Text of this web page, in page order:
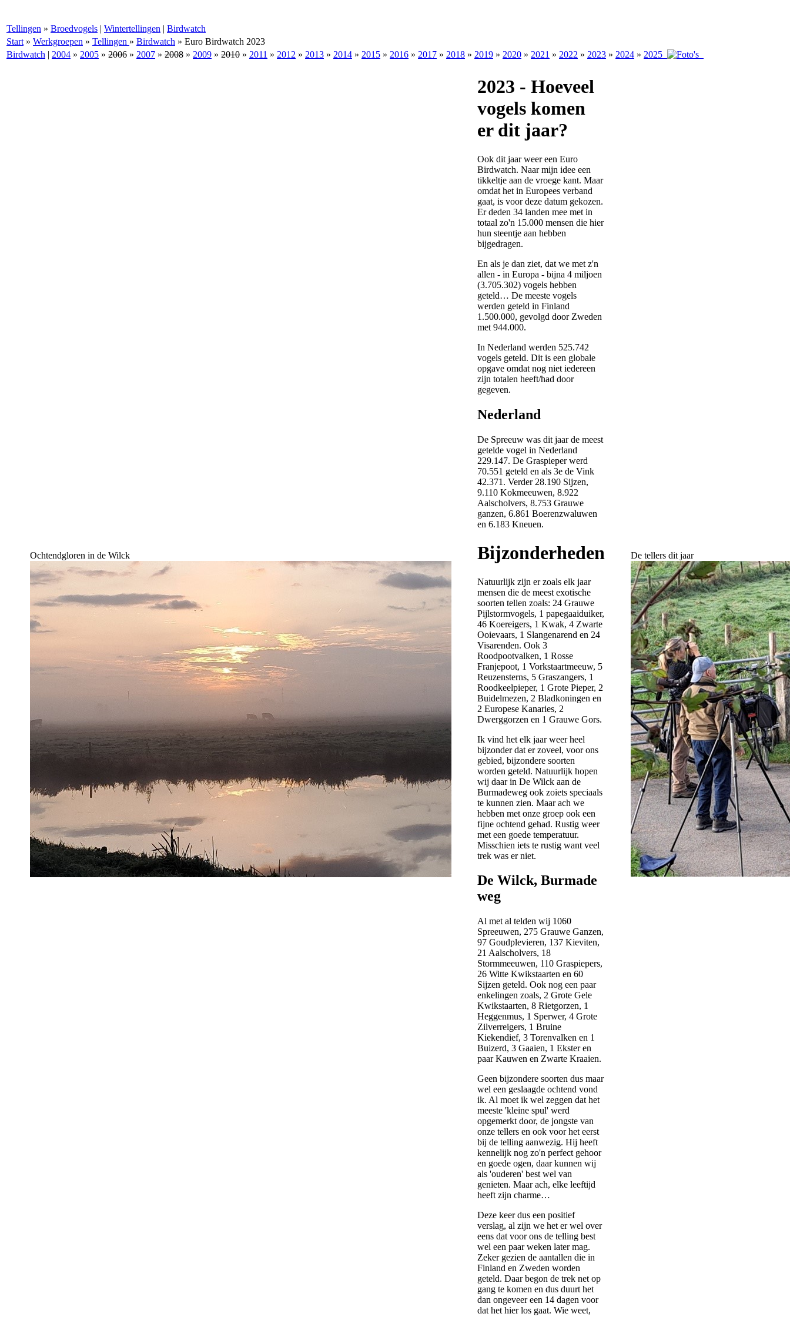
Tellingen » Broedvogels | Wintertellingen | Birdwatch
Start » Werkgroepen » Tellingen » Birdwatch » Euro Birdwatch 2023
Birdwatch | 2004 » 2005 » 2006 » 2007 » 2008 » 2009 » 2010 » 2011 » 2012 » 2013 » 2014 » 2015 » 2016 » 2017 » 2018 » 2019 » 2020 » 2021 » 2022 » 2023 » 2024 » 2025
Ochtendgloren in de Wilck
2023 - Hoeveel
vogels komen
er dit jaar?
Ook dit jaar weer een Euro
Birdwatch. Naar mijn idee een
tikkeltje aan de vroege kant. Maar
omdat het in Europees verband
gaat, is voor deze datum gekozen.
Er deden 34 landen mee met in
totaal zo'n 15.000 mensen die hier
hun steentje aan hebben
bijgedragen.
En als je dan ziet, dat we met z'n
allen - in Europa - bijna 4 miljoen
(3.705.302) vogels hebben
geteld… De meeste vogels
werden geteld in Finland
1.500.000, gevolgd door Zweden
met 944.000.
In Nederland werden 525.742
vogels geteld. Dit is een globale
opgave omdat nog niet iedereen
zijn totalen heeft/had door
gegeven.
Nederland
De Spreeuw was dit jaar de meest
getelde vogel in Nederland
229.147. De Graspieper werd
70.551 geteld en als 3e de Vink
42.371. Verder 28.190 Sijzen,
9.110 Kokmeeuwen, 8.922
Aalscholvers, 8.753 Grauwe
ganzen, 6.861 Boerenzwaluwen
en 6.183 Kneuen.
Bijzonderheden
Natuurlijk zijn er zoals elk jaar
mensen die de meest exotische
soorten tellen zoals: 24 Grauwe
Pijlstormvogels, 1 papegaaiduiker,
46 Koereigers, 1 Kwak, 4 Zwarte
Ooievaars, 1 Slangenarend en 24
Visarenden. Ook 3
Roodpootvalken, 1 Rosse
Franjepoot, 1 Vorkstaartmeeuw, 5
Reuzensterns, 5 Graszangers, 1
Roodkeelpieper, 1 Grote Pieper, 2
Buidelmezen, 2 Bladkoningen en
2 Europese Kanaries, 2
Dwerggorzen en 1 Grauwe Gors.
Ik vind het elk jaar weer heel
bijzonder dat er zoveel, voor ons
gebied, bijzondere soorten
worden geteld. Natuurlijk hopen
wij daar in De Wilck aan de
Burmadeweg ook zoiets speciaals
te kunnen zien. Maar ach we
hebben met onze groep ook een
fijne ochtend gehad. Rustig weer
met een goede temperatuur.
Misschien iets te rustig want veel
trek was er niet.
De Wilck, Burmade
weg
Al met al telden wij 1060
Spreeuwen, 275 Grauwe Ganzen,
97 Goudplevieren, 137 Kieviten,
21 Aalscholvers, 18
Stormmeeuwen, 110 Graspiepers,
26 Witte Kwikstaarten en 60
Sijzen geteld. Ook nog een paar
enkelingen zoals, 2 Grote Gele
Kwikstaarten, 8 Rietgorzen, 1
Heggenmus, 1 Sperwer, 4 Grote
Zilverreigers, 1 Bruine
Kiekendief, 3 Torenvalken en 1
Buizerd, 3 Gaaien, 1 Ekster en
paar Kauwen en Zwarte Kraaien.
Geen bijzondere soorten dus maar
wel een geslaagde ochtend vond
ik. Al moet ik wel zeggen dat het
meeste 'kleine spul' werd
opgemerkt door, de jongste van
onze tellers en ook voor het eerst
bij de telling aanwezig. Hij heeft
kennelijk nog zo'n perfect gehoor
en goede ogen, daar kunnen wij
als 'ouderen' best wel van
genieten. Maar ach, elke leeftijd
heeft zijn charme…
Deze keer dus een positief
verslag, al zijn we het er wel over
eens dat voor ons de telling best
wel een paar weken later mag.
Zeker gezien de aantallen die in
Finland en Zweden worden
geteld. Daar begon de trek net op
gang te komen en dus duurt het
dan ongeveer een 14 dagen voor
dat het hier los gaat. Wie weet,
De tellers dit jaar